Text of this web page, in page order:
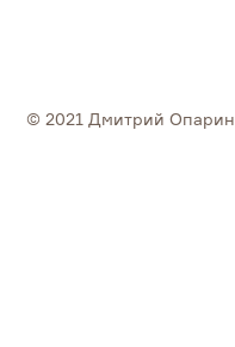
© 2021 Дмитрий Опарин